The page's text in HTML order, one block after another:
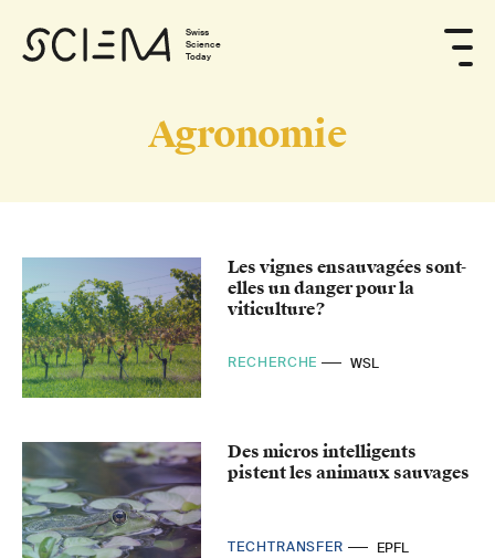
Swiss
Science
Today
Agronomie
Les vignes ensauvagées sont-
elles un danger pour la
viticulture?
RECHERCHE WSL
Des micros intelligents
pistent les animaux sauvages
TECHTRANSFER EPFL